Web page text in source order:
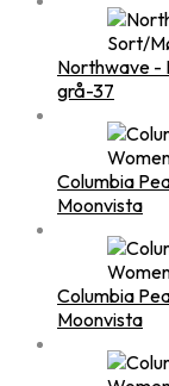
Northwave -
grå-37
Columbia
Moonvista
Columbia
Moonvista